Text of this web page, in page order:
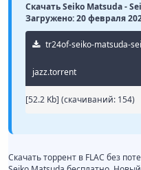
Скачать Seiko Matsuda -
Загружено: 20 февраля
tr24of-seiko-matsuda-
jazz.torrent
[52.2 Kb] (cкачиваний: 154)
Скачать торрент в FLAC без